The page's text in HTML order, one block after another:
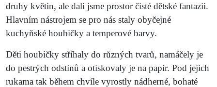
druhy květin, ale dali jsme prostor čisté dětské fantazii.
Hlavním nástrojem se pro nás staly obyčejné
kuchyňské houbičky a temperové barvy.
Děti houbičky stříhaly do různých tvarů, namáčely je
do pestrých odstínů a otiskovaly je na papír. Pod jejich
rukama tak během chvíle vyrostly nádherné, bohaté